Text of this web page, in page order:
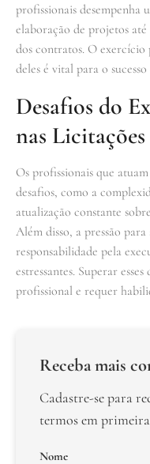
profissionais desempenha
elaboração de projetos até
dos contratos. O exercício
deles é vital para o
Desafios do
nas Licitações
Os profissionais que
desafios, como a
atualização constante
Além disso, a pressão
responsabilidade pela
estressantes. Superar
profissional e requer
Receba mais
Cadastre-se para
termos em
Nome